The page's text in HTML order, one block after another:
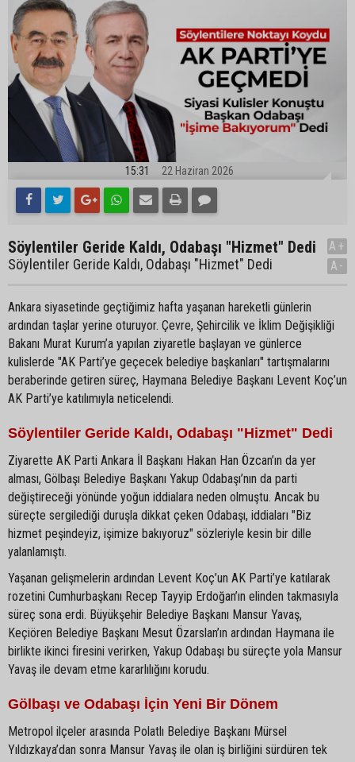
15:31 22 Haziran 2026
Söylentiler Geride Kaldı, Odabaşı "Hizmet" Dedi
Söylentiler Geride Kaldı, Odabaşı "Hizmet" Dedi
A+
A-
Ankara siyasetinde geçtiğimiz hafta yaşanan hareketli günlerin
ardından taşlar yerine oturuyor. Çevre, Şehircilik ve İklim Değişikliği
Bakanı Murat Kurum’a yapılan ziyaretle başlayan ve günlerce
kulislerde "AK Parti’ye geçecek belediye başkanları" tartışmalarını
beraberinde getiren süreç, Haymana Belediye Başkanı Levent Koç’un
AK Parti’ye katılımıyla neticelendi.
Söylentiler Geride Kaldı, Odabaşı "Hizmet" Dedi
Ziyarette AK Parti Ankara İl Başkanı Hakan Han Özcan’ın da yer
alması, Gölbaşı Belediye Başkanı Yakup Odabaşı’nın da parti
değiştireceği yönünde yoğun iddialara neden olmuştu. Ancak bu
süreçte sergilediği duruşla dikkat çeken Odabaşı, iddiaları "Biz
hizmet peşindeyiz, işimize bakıyoruz" sözleriyle kesin bir dille
yalanlamıştı.
Yaşanan gelişmelerin ardından Levent Koç’un AK Parti’ye katılarak
rozetini Cumhurbaşkanı Recep Tayyip Erdoğan’ın elinden takmasıyla
süreç sona erdi. Büyükşehir Belediye Başkanı Mansur Yavaş,
Keçiören Belediye Başkanı Mesut Özarslan’ın ardından Haymana ile
birlikte ikinci firesini verirken, Yakup Odabaşı bu süreçte yola Mansur
Yavaş ile devam etme kararlılığını korudu.
Gölbaşı ve Odabaşı İçin Yeni Bir Dönem
Metropol ilçeler arasında Polatlı Belediye Başkanı Mürsel
Yıldızkaya’dan sonra Mansur Yavaş ile olan iş birliğini sürdüren tek